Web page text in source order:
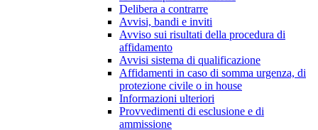
Delibera a contrarre
Avvisi, bandi e inviti
Avviso sui risultati della procedura di
affidamento
Avvisi sistema di qualificazione
Affidamenti in caso di somma urgenza, di
protezione civile o in house
Informazioni ulteriori
Provvedimenti di esclusione e di
ammissione